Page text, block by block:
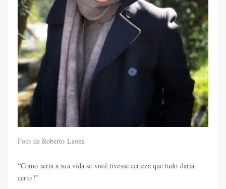
Foto de Roberto Leone
“Como seria a sua vida se você tivesse certeza que tudo daria
certo?”